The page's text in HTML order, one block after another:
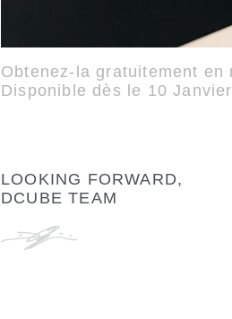
Obtenez-la gratuitement
Disponible dès le 10
LOOKING FORWARD,
DCUBE TEAM